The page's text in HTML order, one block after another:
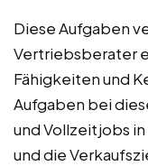
Diese Aufgaben
Vertriebsberater
Fähigkeiten und
Aufgaben bei
und Vollzeitjobs
und die